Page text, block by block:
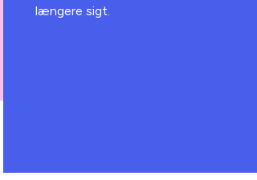
længere sigt.